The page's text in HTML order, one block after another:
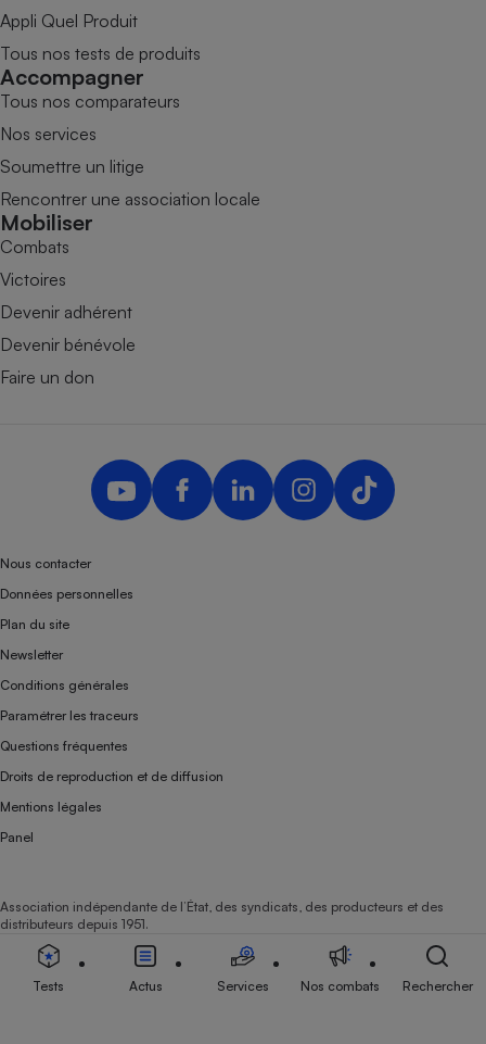
Appli Quel Produit
Tous nos tests de produits
Accompagner
Tous nos comparateurs
Nos services
Soumettre un litige
Rencontrer une association locale
Mobiliser
Combats
Victoires
Devenir adhérent
Devenir bénévole
Faire un don
Nous contacter
Données personnelles
Plan du site
Newsletter
Conditions générales
Paramétrer les traceurs
Questions fréquentes
Droits de reproduction et de diffusion
Mentions légales
Panel
Association indépendante de l’État, des syndicats, des producteurs et des
distributeurs depuis 1951.
Tests Actus Services Nos combats Rechercher